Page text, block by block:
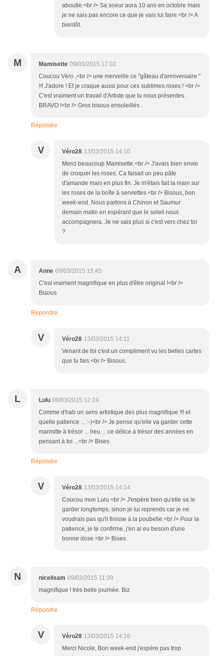
aboutie.<br /> Sa soeur aura 10 ans en octobre mais
je ne sais pas encore ce que je vais lui faire.<br /> A
bientôt.
M Mamisette 09/03/2015 17:02
Coucou Véro ,<br /> une merveille ce "gâteau d'anniversaire "
!!! J'adore ! Et je craque aussi pour ces sublimes roses ! <br />
C'est vraiment un travail d'Artiste que tu nous présentes .
BRAVO !<br /> Gros bisous ensoleillés .
Répondre
V Véro28 13/03/2015 14:10
Merci beaucoup Mamisette.<br /> J'avais bien envie
de croquer les roses. Ca faisait un peu pâte
d'amande mais en plus fin. Je m'étais fait la main sur
les roses de la boîte à serviettes.<br /> Bisous, bon
week-end. Nous partons à Chinon et Saumur
demain matin en espérant que le soleil nous
accompagnera. Je ne sais plus si c'est vers chez toi
?
A Anne 09/03/2015 15:45
C'est vraiment magnifique en plus d'être original !<br />
Bisous
Répondre
V Véro28 13/03/2015 14:11
Venant de toi c'est un compliment vu les belles cartes
que tu fais.<br /> Bisous.
L Lulu 09/03/2015 12:24
Comme d'hab un sens artistique des plus magnifique !!! et
quelle patience ... :-)<br /> Je pense qu'elle va garder cette
marmitte à trésor ... heu ... ce délice à trésor des années en
pensant à toi ...<br /> Bises
Répondre
V Véro28 13/03/2015 14:14
Coucou mon Lulu.<br /> J'espère bien qu'elle va le
garder longtemps, sinon je lui reprends car je ne
voudrais pas qu'il finisse à la poubelle.<br /> Pour la
patience, je te confirme, j'en ai eu besoin d'une
bonne dose.<br /> Bises.
N nicelisam 09/03/2015 11:39
magnifique ! très belle journée. Biz
Répondre
V Véro28 13/03/2015 14:16
Merci Nicole, Bon week-end j'espère pas trop